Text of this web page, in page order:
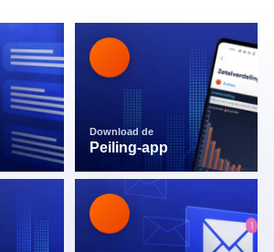
Download de
Peiling-app